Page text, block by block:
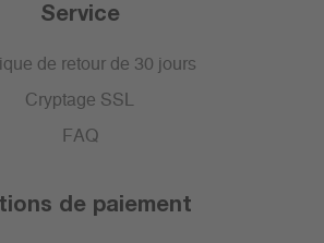
Service
de retour de 30 jours
Cryptage SSL
FAQ
de paiement